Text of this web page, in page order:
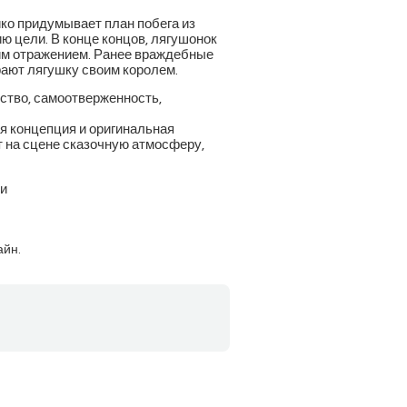
придумывает план побега из
цели. В конце концов, лягушонок
отражением. Ранее враждебные
лягушку своим королем.
самоотверженность,
концепция и оригинальная
на сцене сказочную атмосферу,